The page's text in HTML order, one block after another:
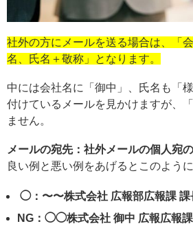
社外の方にメールを送る場合は、「
名、氏名＋敬称」となります。
中には会社名に「御中」、氏名も「
付けているメールを見かけますが、
ません。
メールの宛先：社外メールの個人宛
良い例と悪い例をあげるとこのように
◯：〜〜株式会社 広報部広報課 課
NG：◯◯株式会社 御中 広報広報